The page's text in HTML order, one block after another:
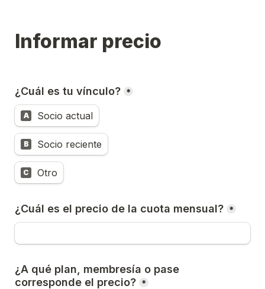
Informar precio
¿Cuál es tu vínculo? *
A Socio actual
B Socio reciente
C Otro
¿Cuál es el precio de la cuota mensual? *
¿A qué plan, membresía o pase
corresponde el precio? *